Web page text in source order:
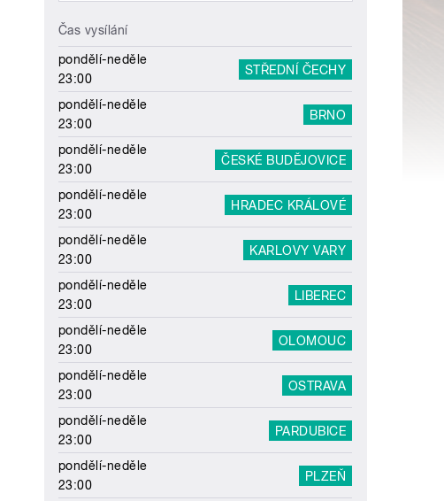
Čas vysílání
pondělí-neděle
23:00
STŘEDNÍ ČECHY
pondělí-neděle
23:00
BRNO
pondělí-neděle
23:00
ČESKÉ BUDĚJOVICE
pondělí-neděle
23:00
HRADEC KRÁLOVÉ
pondělí-neděle
23:00
KARLOVY VARY
pondělí-neděle
23:00
LIBEREC
pondělí-neděle
23:00
OLOMOUC
pondělí-neděle
23:00
OSTRAVA
pondělí-neděle
23:00
PARDUBICE
pondělí-neděle
23:00
PLZEŇ